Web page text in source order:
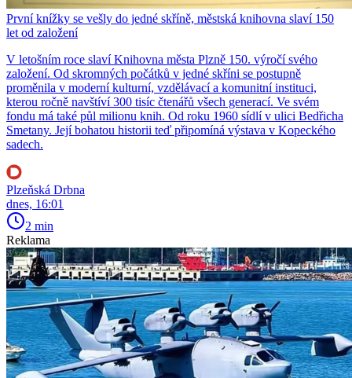
První knížky se vešly do jedné skříně, městská knihovna slaví 150
let od založení
V letošním roce slaví Knihovna města Plzně 150. výročí svého
založení. Od skromných počátků v jedné skříni se postupně
proměnila v moderní kulturní, vzdělávací a komunitní instituci,
kterou ročně navštíví 300 tisíc čtenářů všech generací. Ve svém
fondu má také půl milionu knih. Od roku 1960 sídlí v ulici Bedřicha
Smetany. Její bohatou historii teď připomíná výstava v Kopeckého
sadech.
Plzeňská Drbna
dnes, 16:01
2 min
Reklama